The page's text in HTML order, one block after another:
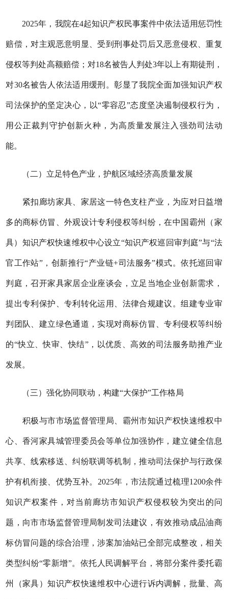
2025年，我院在4起知识产权民事案件中依法适用惩罚性
赔偿，对主观恶意明显、受到刑事处罚后又恶意侵权、重复
侵权等判处高额赔偿；对18名被告人判处3年以上有期徒刑，
对30名被告人依法适用缓刑。彰显了我院全面加强知识产权
司法保护的坚定决心，以“零容忍”态度坚决遏制侵权行为，
用公正裁判守护创新火种，为高质量发展注入强劲司法动
能。
（二）立足特色产业，护航区域经济高质量发展
紧扣廊坊家具、家居这一特色支柱产业，为应对日益增
多的商标仿冒、外观设计专利侵权等纠纷，在中国霸州（家
具）知识产权快速维权中心设立“知识产权巡回审判庭”与“法
官工作站”，创新推行“产业链+司法服务”模式。依托巡回审
判庭，召开家具家居企业座谈会，立足当地企业创新需求，
提出专利保护、专利转化运用、法律合规建议。组建专业审
判团队、建立绿色通道，实现对商标仿冒、专利侵权等纠纷
的“快立、快审、快结”，以优质、高效的司法服务助推产业
发展。
（三）强化协同联动，构建“大保护”工作格局
积极与市市场监督管理局、霸州市知识产权快速维权中
心、香河家具城管理委员会等单位加强协作，建立健全信息
共享、线索移送、纠纷联调等机制，推动司法保护与行政保
护有机衔接、优势互补。 2025年，市法院通过梳理1200余件
知识产权案件，对当前廊坊市知识产权侵权较为突出的问
题，向市市场监督管理局制发司法建议，有效推动成品油商
标仿冒问题的综合治理，涉案加油站已全部完成整改，相关
类型纠纷“零新增”。依托人民调解平台，将部分案件委托霸
州（家具）知识产权快速维权中心进行诉内调解，批量、高